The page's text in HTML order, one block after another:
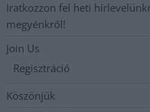
Iratkozzon fel heti
megyénkről!
Join Us
Regisztráció
Köszönjük